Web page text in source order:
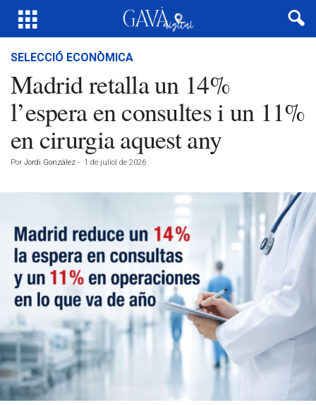
SELECCIÓ ECONÒMICA
Madrid retalla un 14%
l’espera en consultes i un 11%
en cirurgia aquest any
Por Jordi González - 1 de juliol de 2026